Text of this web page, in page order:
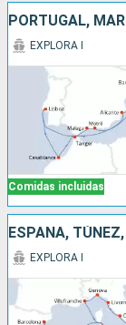
PORTUGAL,
Comidas incluidas
EXPLORA I
ESPAÑA,
EXPLORA I